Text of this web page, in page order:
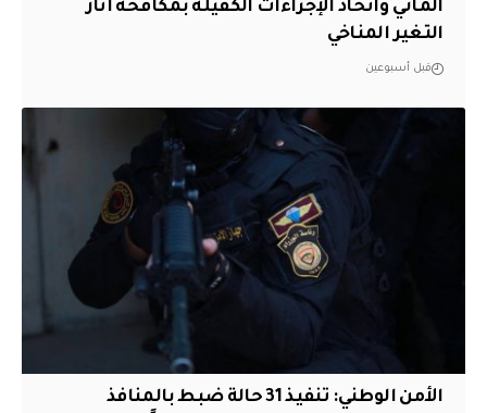
المائي واتخاذ الإجراءات الكفيلة بمكافحة آثار
التغير المناخي
قبل أسبوعين
الأمن الوطني: تنفيذ 31 حالة ضبط بالمنافذ